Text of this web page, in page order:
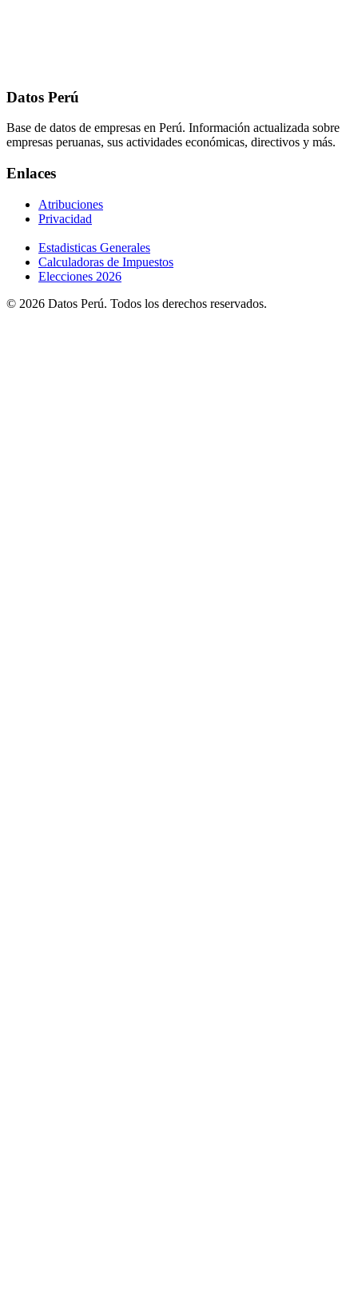
Datos Perú
Base de datos de empresas en Perú. Información actualizada sobre
empresas peruanas, sus actividades económicas, directivos y más.
Enlaces
Atribuciones
Privacidad
Estadisticas Generales
Calculadoras de Impuestos
Elecciones 2026
© 2026 Datos Perú. Todos los derechos reservados.